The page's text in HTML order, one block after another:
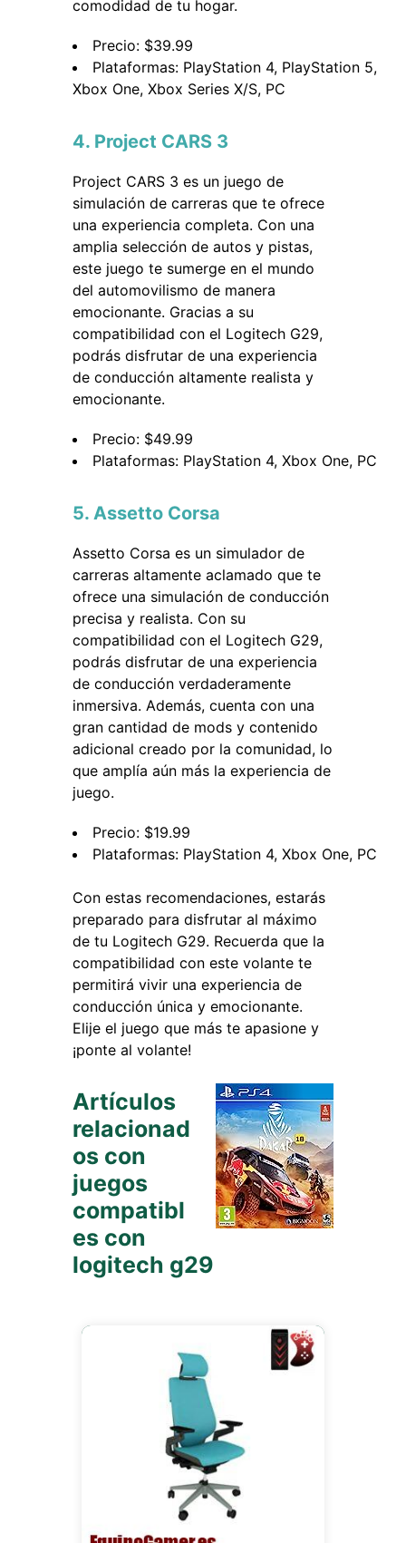
comodidad de tu hogar.
Precio: $39.99
Plataformas: PlayStation 4, PlayStation 5,
Xbox One, Xbox Series X/S, PC
4. Project CARS 3
Project CARS 3 es un juego de
simulación de carreras que te ofrece
una experiencia completa. Con una
amplia selección de autos y pistas,
este juego te sumerge en el mundo
del automovilismo de manera
emocionante. Gracias a su
compatibilidad con el Logitech G29,
podrás disfrutar de una experiencia
de conducción altamente realista y
emocionante.
Precio: $49.99
Plataformas: PlayStation 4, Xbox One, PC
5. Assetto Corsa
Assetto Corsa es un simulador de
carreras altamente aclamado que te
ofrece una simulación de conducción
precisa y realista. Con su
compatibilidad con el Logitech G29,
podrás disfrutar de una experiencia
de conducción verdaderamente
inmersiva. Además, cuenta con una
gran cantidad de mods y contenido
adicional creado por la comunidad, lo
que amplía aún más la experiencia de
juego.
Precio: $19.99
Plataformas: PlayStation 4, Xbox One, PC
Con estas recomendaciones, estarás
preparado para disfrutar al máximo
de tu Logitech G29. Recuerda que la
compatibilidad con este volante te
permitirá vivir una experiencia de
conducción única y emocionante.
Elije el juego que más te apasione y
¡ponte al volante!
Artículos
relacionad
os con
juegos
compatibl
es con
logitech g29